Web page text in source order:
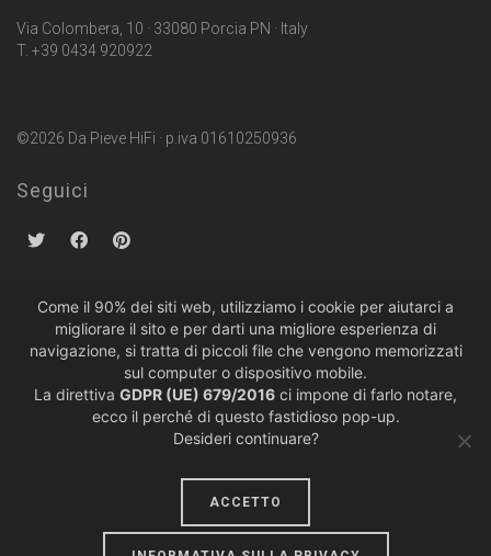
Via Colombera, 10 · 33080 Porcia PN · Italy
T. +39 0434 920922
©2026 Da Pieve HiFi · p.iva 01610250936
Seguici
Politiche sulla Privacy·Condizioni di Vendita
design by
Come il 90% dei siti web, utilizziamo i cookie per aiutarci a
migliorare il sito e per darti una migliore esperienza di
navigazione, si tratta di piccoli file che vengono memorizzati
sul computer o dispositivo mobile.
La direttiva GDPR (UE) 679/2016 ci impone di farlo notare,
ecco il perché di questo fastidioso pop-up.
Desideri continuare?
ACCETTO